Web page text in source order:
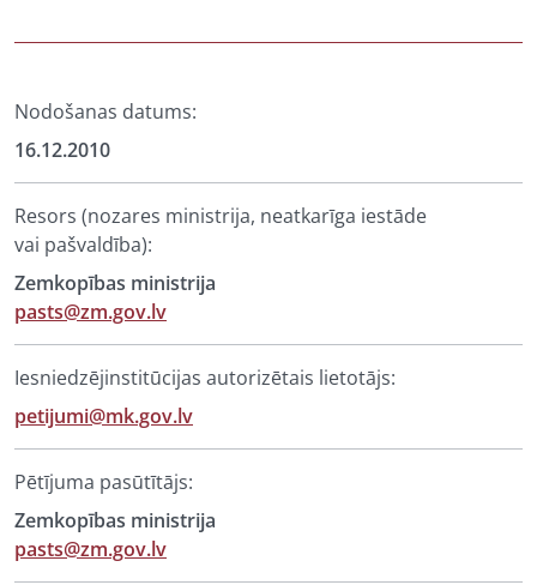
Nodošanas datums:
16.12.2010
Resors (nozares ministrija, neatkarīga iestāde
vai pašvaldība):
Zemkopības ministrija
pasts@zm.gov.lv
Iesniedzējinstitūcijas autorizētais lietotājs:
petijumi@mk.gov.lv
Pētījuma pasūtītājs:
Zemkopības ministrija
pasts@zm.gov.lv